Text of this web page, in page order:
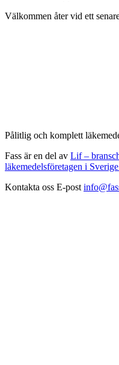
Välkommen åter vid ett
Pålitlig och komplett
Fass är en del av Lif –
läkemedelsföretagen i
Kontakta oss E-post